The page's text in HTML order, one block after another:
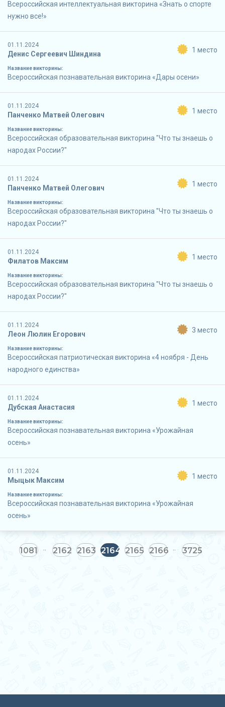
Всероссийская интеллектуальная викторина «Знать о спорте
нужно все!»
01.11.2024
Денис Сергеевич Шиндина
Название викторины:
Всероссийская познавательная викторина «Дары осени»
1 место
01.11.2024
Панченко Матвей Олегович
Название викторины:
Всероссийская образовательная викторина "Что ты знаешь о
народах России?"
1 место
01.11.2024
Панченко Матвей Олегович
Название викторины:
Всероссийская образовательная викторина "Что ты знаешь о
народах России?"
1 место
01.11.2024
Филатов Максим
Название викторины:
Всероссийская образовательная викторина "Что ты знаешь о
народах России?"
1 место
01.11.2024
Леон Люлин Егорович
Название викторины:
Всероссийская патриотическая викторина «4 ноября - День
народного единства»
3 место
01.11.2024
Дубская Анастасия
Название викторины:
Всероссийская познавательная викторина «Урожайная
осень»
1 место
01.11.2024
Мыцык Максим
Название викторины:
Всероссийская познавательная викторина «Урожайная
осень»
1 место
1081 2162 2163 2164 2165 2166 3725